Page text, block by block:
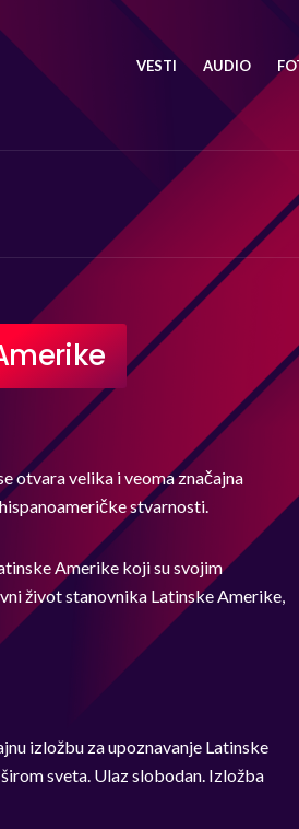
VESTI AUDIO
otvara velika i veoma značajna
stvarnosti.
Amerike koji su svojim
život stanovnika Latinske Amerike,
izložbu za upoznavanje Latinske
sveta. Ulaz slobodan. Izložba